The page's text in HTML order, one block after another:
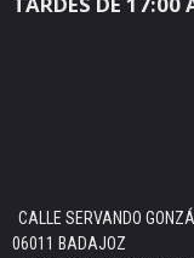
CALLE SERVANDO
06011 BADAJOZ